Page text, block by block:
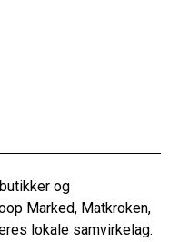
og
Marked, Matkroken,
lokale samvirkelag.